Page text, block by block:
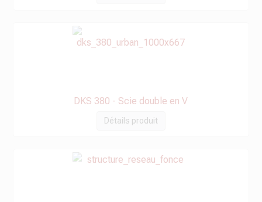
DKS 380 - Scie double en V
Détails produit